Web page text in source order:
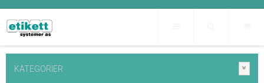
KATEGORIER